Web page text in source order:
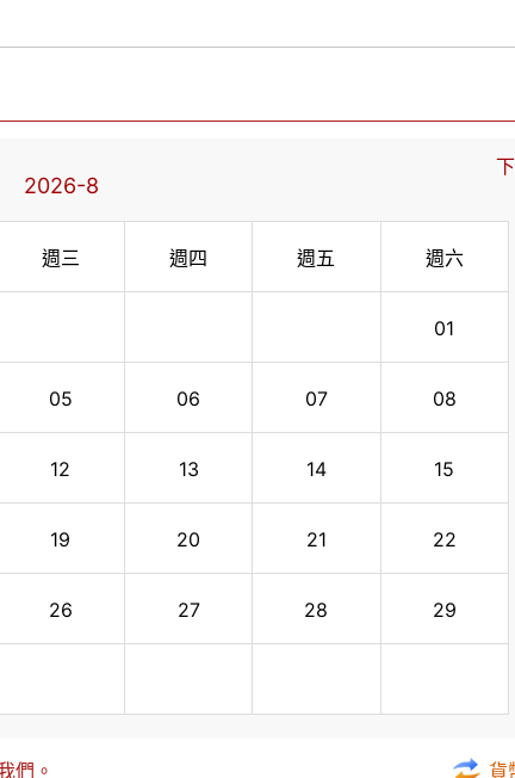
2026-8
週三 週四 週五 週六
01
05 06 07 08
12 13 14 15
19 20 21 22
26 27 28 29
們。 貨